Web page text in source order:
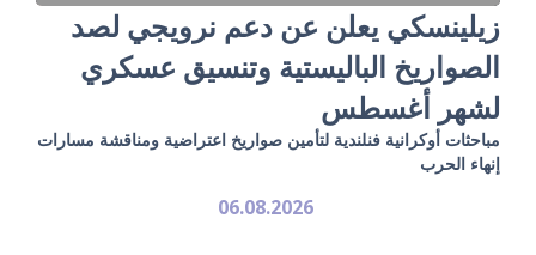
زيلينسكي يعلن عن دعم نرويجي لصد
الصواريخ الباليستية وتنسيق عسكري
لشهر أغسطس
مباحثات أوكرانية فنلندية لتأمين صواريخ اعتراضية ومناقشة مسارات
إنهاء الحرب
06.08.2026